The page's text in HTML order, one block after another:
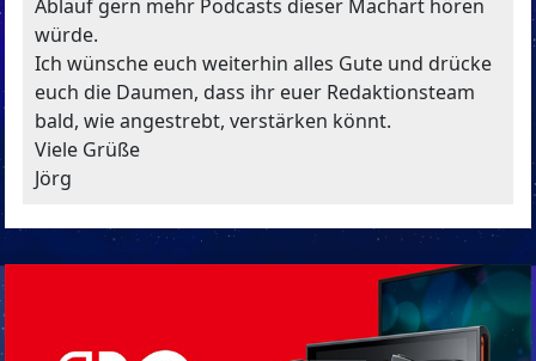
Ablauf gern mehr Podcasts dieser Machart hören
würde.
Ich wünsche euch weiterhin alles Gute und drücke
euch die Daumen, dass ihr euer Redaktionsteam
bald, wie angestrebt, verstärken könnt.
Viele Grüße
Jörg